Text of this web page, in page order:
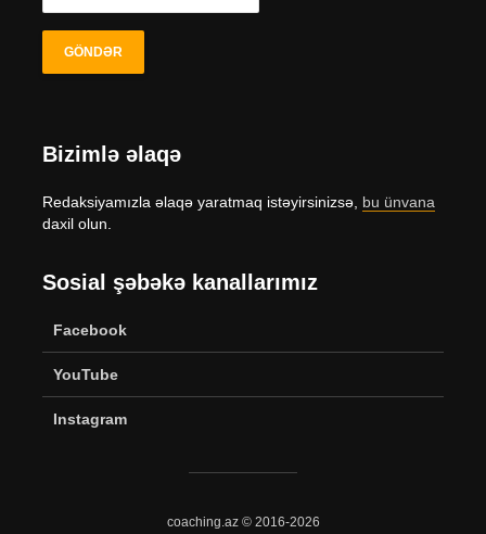
Bizimlə əlaqə
Redaksiyamızla əlaqə yaratmaq istəyirsinizsə, bu ünvana
daxil olun.
Sosial şəbəkə kanallarımız
Facebook
YouTube
Instagram
coaching.az © 2016-2026